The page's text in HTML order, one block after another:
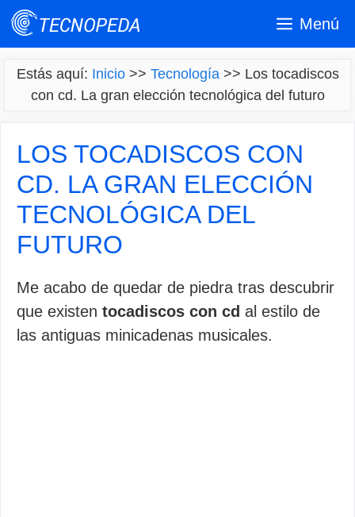
Saltar
Menú
Estás aquí: Inicio>> Tecnología>> Los tocadiscos
con cd. La gran elección tecnológica del futuro
LOS TOCADISCOS CON
CD. LA GRAN ELECCIÓN
TECNOLÓGICA DEL
FUTURO
Me acabo de quedar de piedra tras descubrir
que existen tocadiscos con cd al estilo de
las antiguas minicadenas musicales.